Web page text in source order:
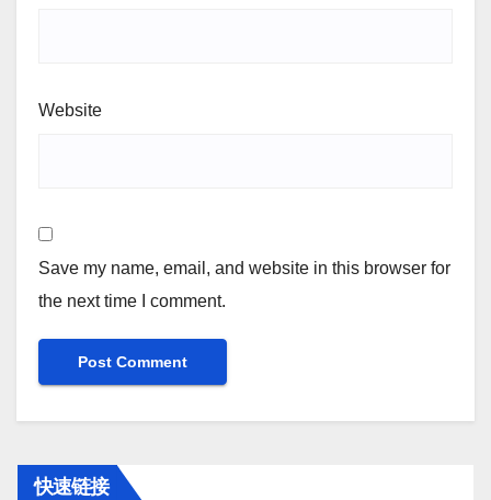
Website
Save my name, email, and website in this browser for
the next time I comment.
快速链接